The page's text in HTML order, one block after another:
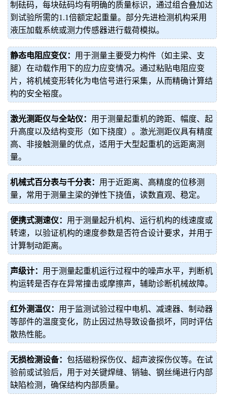
制砝码，每块砝码均有明确的质量标识，通过组合叠加达
到试验所需的1.1倍额定起重量。部分先进检测机构采用
液压加载系统或测力传感器进行载荷模拟。
静态电阻应变仪： 用于测量主要受力构件（如主梁、支
腿）在动载作用下的应力应变情况。通过粘贴电阻应变
片，将机械变形转化为电信号进行采集，从而精确计算结
构的安全裕度。
激光测距仪与全站仪： 用于测量起重机的跨距、幅度、起
升高度以及结构变形（如下挠度）。激光测距仪具有精度
高、非接触测量的优点，适用于大型起重机的远距离测
量。
机械式百分表与千分表： 用于近距离、高精度的位移测
量，常用于测量主梁的弹性下挠值，读数直观、稳定。
便携式测速仪： 用于测量起升机构、运行机构的线速度或
转速，以验证机构的速度参数是否符合设计要求，并用于
计算制动距离。
声级计： 用于测量起重机运行过程中的噪声水平，判断机
构运转是否存在异常撞击或摩擦声，辅助诊断机械故障。
红外测温仪： 用于监测试验过程中电机、减速器、制动器
等部件的温度变化，防止因过热导致设备损坏，同时评估
散热性能。
无损检测设备： 包括磁粉探伤仪、超声波探伤仪等。在试
验前或试验后，用于对关键焊缝、销轴、钢丝绳进行内部
缺陷检测，确保结构内部质量。